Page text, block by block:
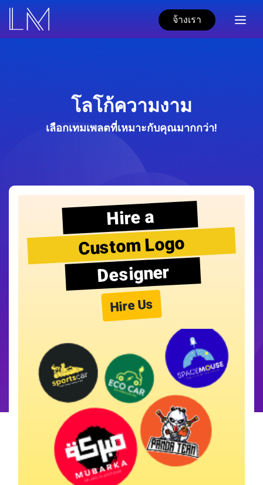
จ้างเรา
โลโก้ความงาม
เลือกเทมเพลตที่เหมาะกับคุณมากกว่า!
Hire a
Custom Logo
Designer
Hire Us